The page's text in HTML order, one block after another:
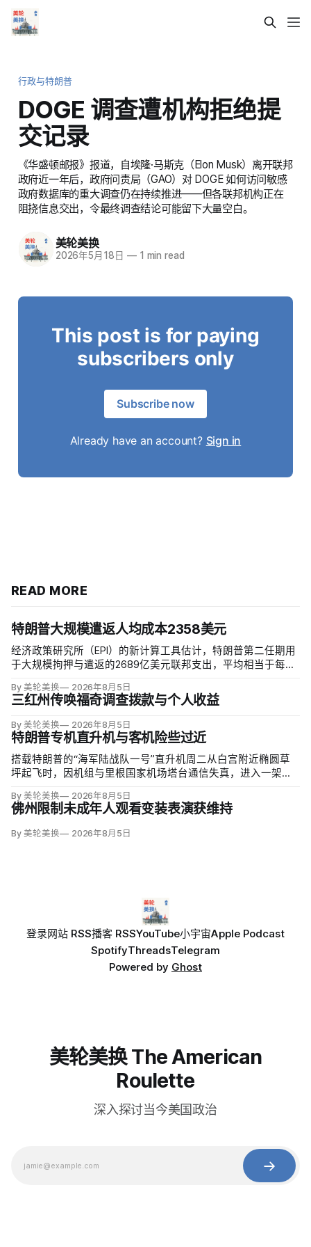
行政与特朗普
DOGE 调查遭机构拒绝提
交记录
《华盛顿邮报》报道，自埃隆·马斯克（Elon Musk）离开联邦
政府近一年后，政府问责局（GAO）对 DOGE 如何访问敏感
政府数据库的重大调查仍在持续推进——但各联邦机构正在
阻挠信息交出，令最终调查结论可能留下大量空白。
美轮美换
2026年5月18日 —1 min read
This post is for paying
subscribers only
Subscribe now
Already have an account? Sign in
READ MORE
特朗普大规模遣返人均成本2358美元
经济政策研究所（EPI）的新计算工具估计，特朗普第二任期用
于大规模拘押与遣返的2689亿美元联邦支出，平均相当于每名
涅狄格约3395美元，西弗吉尼亚约1297美元。
By 美轮美换 2026年8月5日
三红州传唤福奇调查拨款与个人收益
By 美轮美换 2026年8月5日
特朗普专机直升机与客机险些过近
搭载特朗普的“海军陆战队一号”直升机周二从白宫附近椭圆草
坪起飞时，因机组与里根国家机场塔台通信失真，进入一架刚
近横向仅0.8英里、垂直700英尺，构成“短暂失去安全间隔”；
白宫称总统从未处于危险中。
By 美轮美换 2026年8月5日
佛州限制未成年人观看变装表演获维持
By 美轮美换 2026年8月5日
登录网站 RSS播客 RSSYouTube小宇宙Apple Podcast
SpotifyThreadsTelegram
Powered by Ghost
美轮美换 The American
Roulette
深入探讨当今美国政治